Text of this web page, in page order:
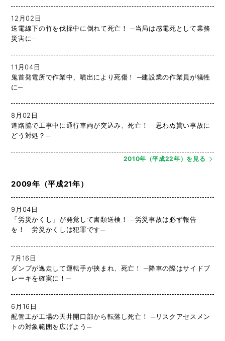
12月02日
送電線下の竹を伐採中に倒れて死亡！ ─当局は感電死として業務
災害に─
11月04日
鬼首発電所で作業中、噴出により死傷！ ─建設業の作業員が犠牲
に─
8月02日
道路脇で工事中に通行車両が突込み、死亡！ ─思わぬ貰い事故に
どう対処？─
2010年（平成22年）を見る
2009年（平成21年）
9月04日
「労災かくし」が発覚して書類送検！ ─労災事故は必ず報告
を！ 労災かくしは犯罪です─
7月16日
ダンプが逸走して運転手が挟まれ、死亡！ ─降車の際はサイドブ
レーキを確実に！─
6月16日
配管工が工場の天井開口部から転落し死亡！ ─リスクアセスメン
トの対象範囲を広げよう─